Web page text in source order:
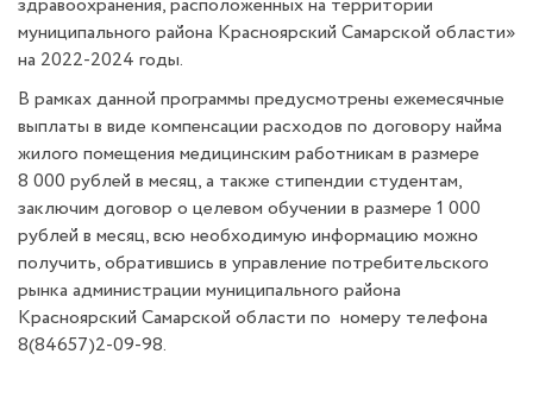
муниципального района Красноярский Самарской области»
на 2022-2024 годы.
В рамках данной программы предусмотрены ежемесячные
выплаты в виде компенсации расходов по договору найма
жилого помещения медицинским работникам в размере
8 000 рублей в месяц, а также стипендии студентам,
заключим договор о целевом обучении в размере 1 000
рублей в месяц, всю необходимую информацию можно
получить, обратившись в управление потребительского
рынка администрации муниципального района
Красноярский Самарской области по номеру телефона
8(84657)2-09-98.